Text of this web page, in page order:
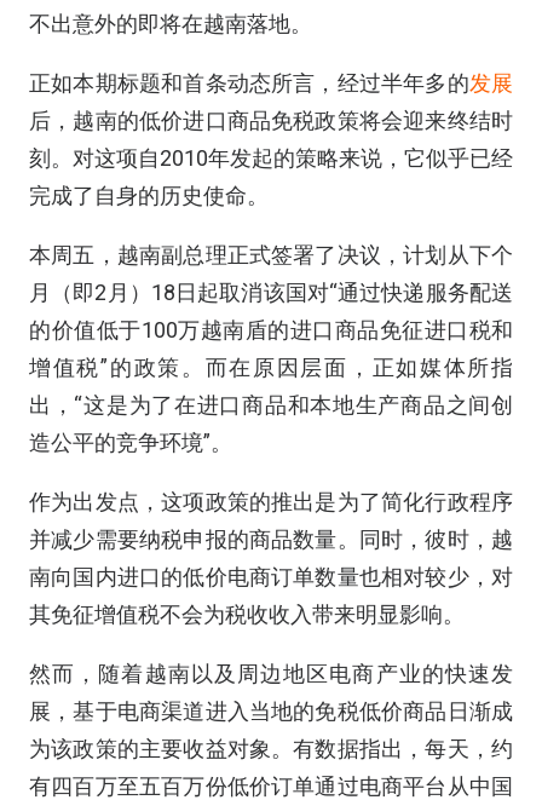
不出意外的即将在越南落地。
正如本期标题和首条动态所言，经过半年多的发展
后，越南的低价进口商品免税政策将会迎来终结时
刻。对这项自2010年发起的策略来说，它似乎已经
完成了自身的历史使命。
本周五，越南副总理正式签署了决议，计划从下个
月（即2月）18日起取消该国对“通过快递服务配送
的价值低于100万越南盾的进口商品免征进口税和
增值税”的政策。而在原因层面，正如媒体所指
出，“这是为了在进口商品和本地生产商品之间创
造公平的竞争环境”。
作为出发点，这项政策的推出是为了简化行政程序
并减少需要纳税申报的商品数量。同时，彼时，越
南向国内进口的低价电商订单数量也相对较少，对
其免征增值税不会为税收收入带来明显影响。
然而，随着越南以及周边地区电商产业的快速发
展，基于电商渠道进入当地的免税低价商品日渐成
为该政策的主要收益对象。有数据指出，每天，约
有四百万至五百万份低价订单通过电商平台从中国